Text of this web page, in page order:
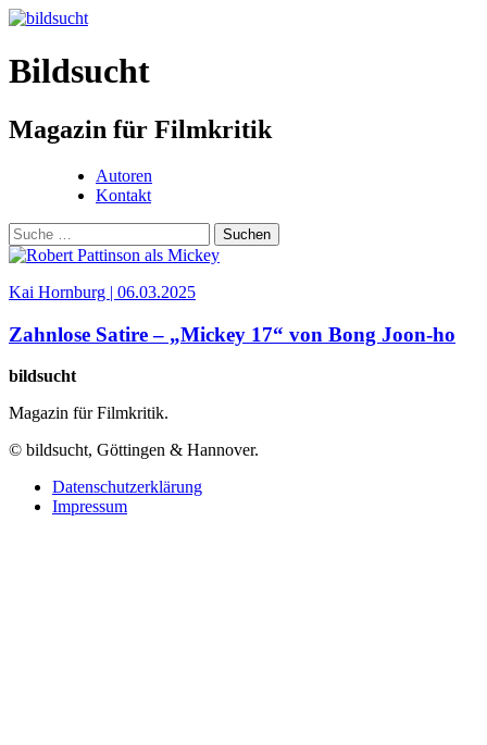
Bildsucht
Magazin für Filmkritik
Autoren
Kontakt
Kai Hornburg | 06.03.2025
Zahnlose Satire – „Mickey 17“ von Bong Joon-ho
bildsucht
Magazin fürFilmkritik.
© bildsucht, Göttingen & Hannover.
Datenschutzerklärung
Impressum